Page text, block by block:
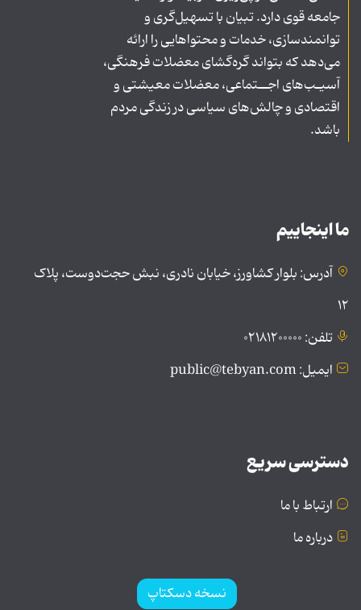
جامعه قوی دارد. تبیان با تسهیل‌گری و
توانمندسازی، خدمات و محتواهایی را ارائه
می‌دهد که بتواند گره‌گشای معضلات فرهنگی،
آسیـب‌های اجــتماعی، معضلات معیشتی و
اقتصادی و چالش‌های سیاسی در زندگی مردم
باشد.
ما اینجاییم
آدرس: بلوار کشاورز، خیابان نادری، نبش حجت‌دوست، پلاک
۱۲
تلفن: ۰۲۱۸۱۲۰۰۰۰۰
ایمیل: public@tebyan.com
دسترسی سریع
ارتباط با ما
درباره ما
نسخه دسکتاپ